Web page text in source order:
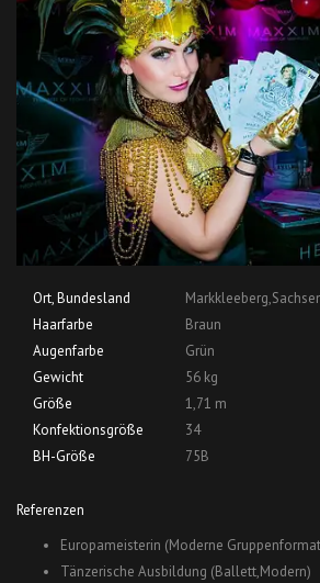
Ort, Bundesland
Haarfarbe
Braun
Augenfarbe
Grün
Gewicht
56 kg
Größe
1,71 m
Konfektionsgröße
34
BH-Größe
75B
Referenzen
Europameisterin (Moderne
Tänzerische Ausbildung (Ballett,Modern)